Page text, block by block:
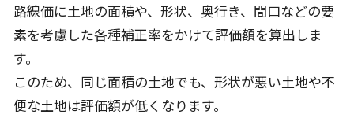
路線価に土地の面積や、形状、奥行き、間口などの要
素を考慮した各種補正率をかけて評価額を算出しま
す。
このため、同じ面積の土地でも、形状が悪い土地や不
便な土地は評価額が低くなります。